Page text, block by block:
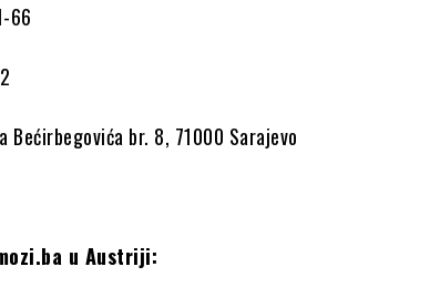
66
Bećirbegovića br. 8, 71000 Sarajevo
u Austriji: